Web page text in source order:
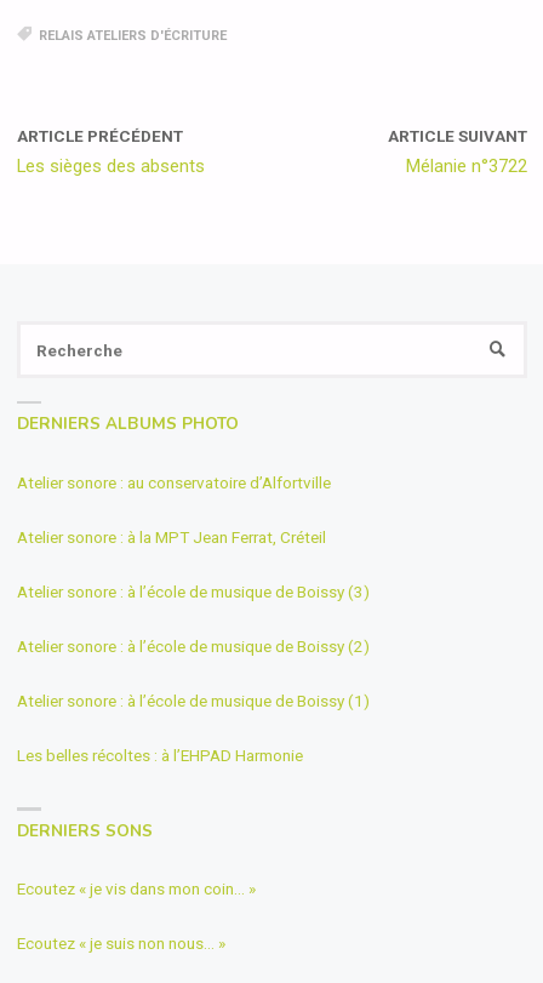
RELAIS ATELIERS D'ÉCRITURE
ARTICLE PRÉCÉDENT
Les sièges des absents
ARTICLE SUIVANT
Mélanie n°3722
DERNIERS ALBUMS PHOTO
Atelier sonore : au conservatoire d’Alfortville
Atelier sonore : à la MPT Jean Ferrat, Créteil
Atelier sonore : à l’école de musique de Boissy (3)
Atelier sonore : à l’école de musique de Boissy (2)
Atelier sonore : à l’école de musique de Boissy (1)
Les belles récoltes : à l’EHPAD Harmonie
DERNIERS SONS
Ecoutez « je vis dans mon coin… »
Ecoutez « je suis non nous… »